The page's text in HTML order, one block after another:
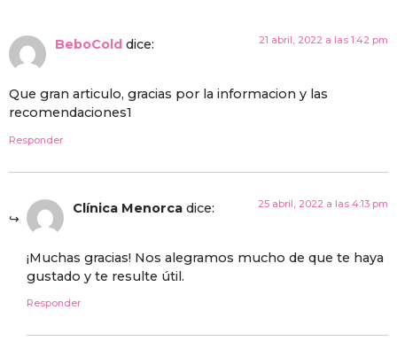
BeboCold dice: 21 abril, 2022 a las 1:42 pm
Que gran articulo, gracias por la informacion y las
recomendaciones1
Responder
Clínica Menorca dice: 25 abril, 2022 a las 4:13 pm
¡Muchas gracias! Nos alegramos mucho de que te haya
gustado y te resulte útil.
Responder